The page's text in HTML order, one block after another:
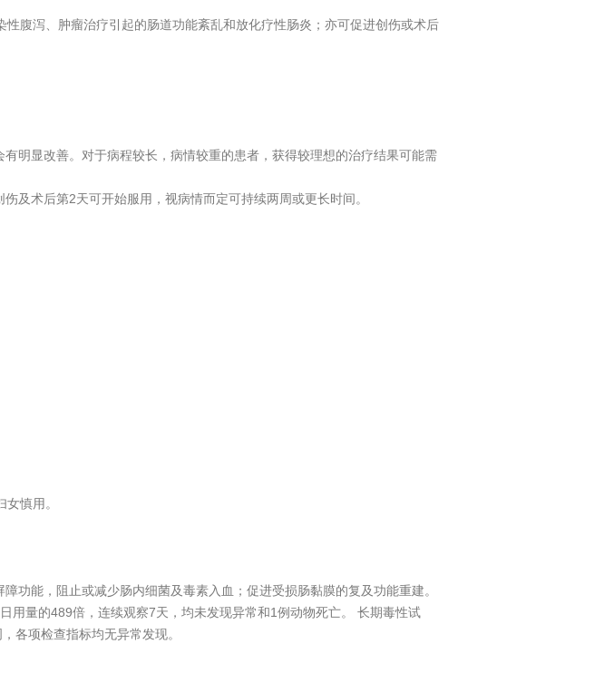
腹泻、肿瘤治疗引起的肠道功能紊乱和放化疗性肠炎；亦可促进创伤或术后
明显改善。对于病程较长，病情较重的患者，获得较理想的治疗结果可能需
及术后第2天可开始服用，视病情而定可持续两周或更长时间。
慎用。
功能，阻止或减少肠内细菌及毒素入血；促进受损肠黏膜的复及功能重建。
用量的489倍，连续观察7天，均未发现异常和1例动物死亡。 长期毒性试
各项检查指标均无异常发现。